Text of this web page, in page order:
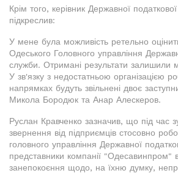
Крім того, керівник Державної
підкреслив:
У мене була можливість ретельно
Одеського Головного управління
служби. Отримані результати залишили
У зв'язку з недостатньою організацією
напрямках будуть звільнені двоє
Микола Бородюк та Анар Алескеров.
Руслан Кравченко зазначив, що під час
звернення від підприємців стосовно
головного управління Державної
представники компанії "Одесавинпром"
занепокоєння щодо, на їхню думку,